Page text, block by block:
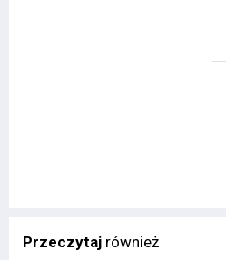
Przeczytaj również